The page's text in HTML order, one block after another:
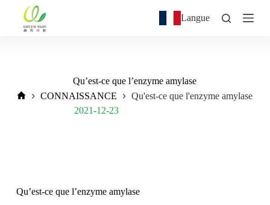
Langue
Qu’est-ce que l’enzyme amylase
CONNAISSANCE
Qu'est-ce que l'enzyme amylase
2021-12-23
Qu’est-ce que l’enzyme amylase